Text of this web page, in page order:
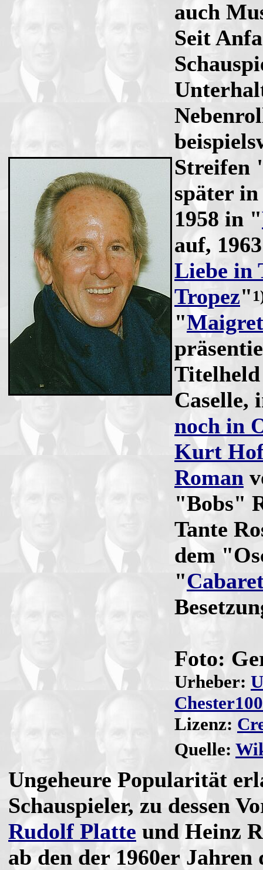
auch
Seit
Streifen
später
1958 in "
auf,
Liebe in
Tropez"
"
Caselle,
noch in
Kurt
Roman
"Bobs"
Tante
dem
"
Foto:
Urheber:
Chester100
Lizenz:
Quelle:
Ungeheure Popularität
Schauspieler, zu dessen
Rudolf Platte und Heinz
ab den der 1960er